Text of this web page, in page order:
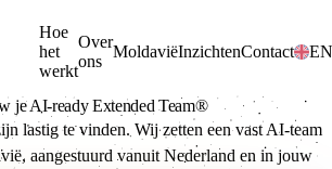
Hoe
het
werkt
Over
ons
MoldaviëInzichtenContact
je AI-readyExtended Team®
lastig te vinden. Wij zetten een vast AI-team
aangestuurd vanuit Nederland en in jouw